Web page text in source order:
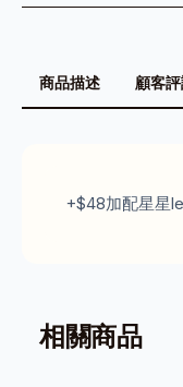
商品描述 顧客
+$48加配星星
相關商品